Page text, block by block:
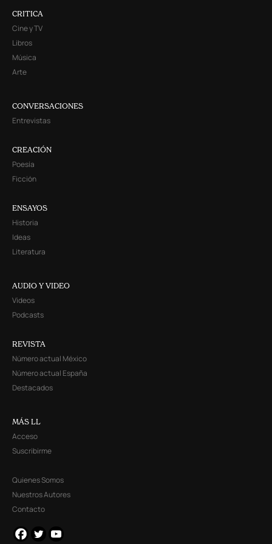
CRITICA
Cine y TV
Libros
Música
Arte
CONVERSACIONES
Entrevistas
CREACIÓN
Poesía
Ficción
ENSAYOS
Historia
Ideas
Literatura
AUDIO Y VIDEO
Videos
Podcasts
REVISTA
Número actual México
Número actual España
Destacados
MÁS LL
Acceso
Suscribirme
Quienes Somos
Nuestros Autores
Contacto